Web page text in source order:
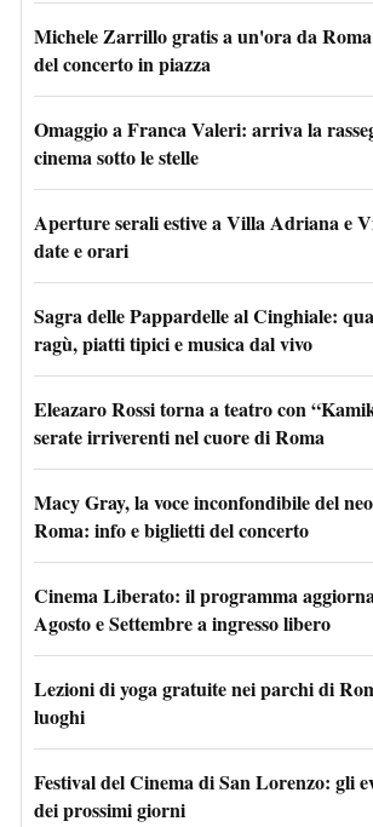
Michele Zarrillo gratis a un'ora da
del concerto in piazza
Omaggio a Franca Valeri: arriva la
cinema sotto le stelle
Aperture serali estive a Villa Adriana e
date e orari
Sagra delle Pappardelle al Cinghiale:
ragù, piatti tipici e musica dal vivo
Eleazaro Rossi torna a teatro con
serate irriverenti nel cuore di Roma
Macy Gray, la voce inconfondibile del
Roma: info e biglietti del concerto
Cinema Liberato: il programma
Agosto e Settembre a ingresso libero
Lezioni di yoga gratuite nei parchi di
luoghi
Festival del Cinema di San Lorenzo: gli
dei prossimi giorni